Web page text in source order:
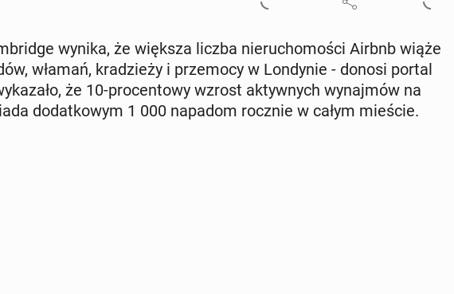
wynika, że większa liczba nie­ru­cho­mo­ści Airbnb wiąże
włamań, kra­dzie­ży i prze­mo­cy w Lon­dy­nie - donosi portal
że 10-pro­cen­to­wy wzrost ak­tyw­nych wy­naj­mów na
do­dat­ko­wym 1 000 napadom rocznie w całym mieście.